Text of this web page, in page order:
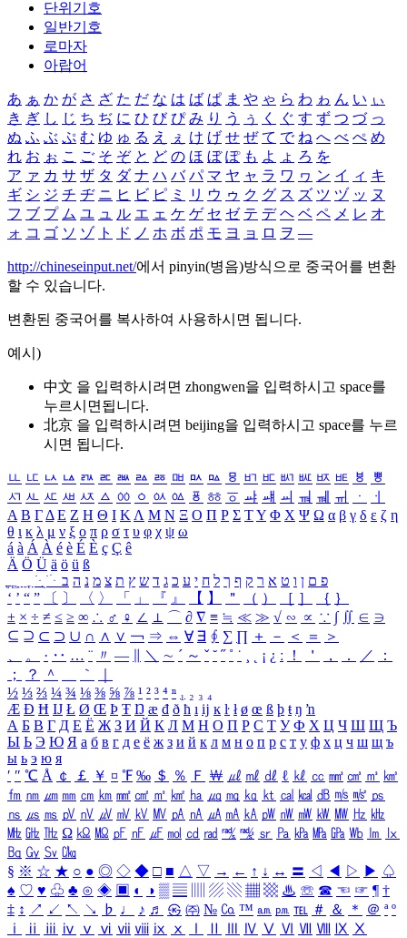
단위기호
일반기호
로마자
아랍어
あ ぁ か が さ ざ た だ な は ば ぱ ま や ゃ ら わ ゎ ん い ぃ
き ぎ し じ ち ぢ に ひ び ぴ み り う ぅ く ぐ す ず つ づ っ
ぬ ふ ぶ ぷ む ゆ ゅ る え ぇ け げ せ ぜ て で ね へ べ ぺ め
れ お ぉ こ ご そ ぞ と ど の ほ ぼ ぽ も よ ょ ろ を
ア ァ カ サ ザ タ ダ ナ ハ バ パ マ ヤ ャ ラ ワ ヮ ン イ ィ キ
ギ シ ジ チ ヂ ニ ヒ ビ ピ ミ リ ウ ゥ ク グ ス ズ ツ ヅ ッ ヌ
フ ブ プ ム ユ ュ ル エ ェ ケ ゲ セ ゼ テ デ ヘ ベ ペ メ レ オ
ォ コ ゴ ソ ゾ ト ド ノ ホ ボ ポ モ ヨ ョ ロ ヲ ―
http://chineseinput.net/에서 pinyin(병음)방식으로 중국어를 변환
할 수 있습니다.
변환된 중국어를 복사하여 사용하시면 됩니다.
예시)
中文 을 입력하시려면 zhongwen을 입력하시고 space를
누르시면됩니다.
北京 을 입력하시려면 beijing을 입력하시고 space를 누르
시면 됩니다.
ㅥ ㅦ ㅧ ㅨ ㅩ ㅪ ㅫ ㅬ ㅭ ㅮ ㅯ ㅰ ㅱ ㅲ ㅳ ㅴ ㅵ ㅶ ㅷ ㅸ
ㅹ
ㅺ ㅻ ㅼ ㅽ ㅾ ㅿ ㆀ ㆁ ㆂ ㆃ ㆄ ㆅ ㆆ ㆇ ㆈ ㆉ ㆊ ㆋ ㆌ ㆍ
ㆎ
Α Β ΓΔ Ε Ζ Η Θ Ι ΚΛ Μ Ν Ξ Ο Π Ρ Σ ΤΥ Φ Χ Ψ Ω α β γ δ ε ζ η
θ ι κ λ μ ν ξ ο π ρ σ τ υ φ χ ψ ω
á à Á À é è É È ç Ç ê
Ä Ö Ü ä ö ü ß
ִֶֹ ֻּ ׁׂ פ ם ן ו ט א ר ק ף ך ל ח י ע כ ג ד ש ץ ת צ מ נ ה ב
‘ ’ “ ” 〔 〕 〈 〉 「 」 『 』 【 】 ＂ （ ） ［ ］ ｛ ｝
± × ÷ ≠ ≤ ≥ ∞ ∴ ♂ ♀ ∠ ⊥ ⌒ ∂ ∇ ≡ ≒ ≪ ≫ √ ∽ ∝ ∵ ∫ ∬ ∈ ∋
⊆ ⊇ ⊂ ⊃ ∪ ∩ ∧ ∨ ￢ ⇒ ⇔ ∀ ∃ ∮ ∑ ∏ ＋ － ＜ ＝
＞
、
。 · ‥ … ¨ 〃 ― ＼ ∼ ´ ～ ˇ ˘ ˝ ˚ ˙ ¸ ¡ ¿ ː ！ ＇ ， ． ／
：
；
？ ＾ ｀
½ ⅓ ⅔ ¼ ¾ ⅛ ⅜ ⅝ ⅞ ¹ ² ³ ⁴ ⁿ ₁ ₂ ₃ ₄
Æ Ð Ħ Ĳ Ł Ø Œ Þ Ŧ Ŋ æ đ ð ħ ı ĳ ĸ ŀ ł ø œ ß þ ŧ ŋ ŉ
А Б В Г Д Е Ё Ж З И Й К Л М Н О П Р С Т У Ф Х Ц Ч Ш Щ Ъ
Ы Ь Э Ю Я а б в г д е ё ж з и й к л м н о п р с т у ф х ц ч ш щ ъ
ы ь э ю я
′ ″ ℃ Å ￠ ￡ ￥ ¤ ℉ ‰ ＄ ％ Ｆ ￦ ㎕ ㎖ ㎗ ℓ ㎘ ㏄ ㎣ ㎤ ㎥ ㎦
㎙ ㎚ ㎛ ㎜ ㎝ ㎞ ㎟ ㎠ ㎡ ㎢ ㏊ ㎍ ㎎ ㎏ ㏏ ㎈ ㎉ ㏈ ㎧ ㎨ ㎰
㎱ ㎲ ㎳ ㎴ ㎵ ㎶ ㎷ ㎸ ㎹ ㎀ ㎁ ㎂ ㎃ ㎄ ㎺ ㎻ ㎽ ㎾ ㎿ ㎐ ㎑
㎒ ㎓ ㎔ Ω ㏀ ㏁ ㎊ ㎋ ㎌ ㏖ ㏅ ㎭ ㎮ ㎯ ㏛ ㎩ ㎪ ㎫ ㎬ ㏝ ㏐
㏓
㏃ ㏉ ㏜ ㏆
§ ※ ☆ ★ ○ ● ◎ ◇ ◆ □ ■ △ ▽ → ← ↑ ↓ ↔ 〓 ◁ ◀ ▷ ▶ ♤
♠ ♡ ♥ ♧ ♣ ⊙ ◈ ▣ ◐ ◑ ▒ ▤ ▨ ▧ ▦ ▩ ♨ ☏ ☎ ☜ ☞ ¶ †
‡ ↕ ↗ ↙ ↖ ↘ ♭ ♩ ♪ ♬ ㉿ ㈜ № ㏇ ™ ㏂ ㏘ ℡ ＃ ＆ ＊ ＠ ª º
ⅰ
ⅱ ⅲ ⅳ ⅴ ⅵ ⅶ ⅷ ⅸ ⅹ Ⅳ Ⅴ Ⅵ Ⅶ Ⅷ Ⅸ Ⅹ